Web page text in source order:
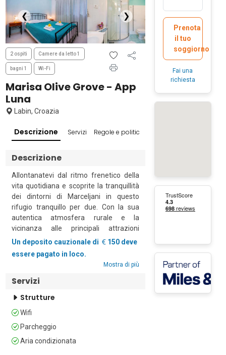
❮ ❯
2 ospiti Camere da letto 1
bagni 1 Wi-Fi
Marisa Olive Grove - App
Luna
Labin, Croazia
Descrizione Servizi Regole e politiche
Descrizione
Allontanatevi dal ritmo frenetico della
vita quotidiana e scoprite la tranquillità
dei dintorni di Marceljani in questo
rifugio tranquillo per due. Con la sua
autentica atmosfera rurale e la
vicinanza alle principali attrazioni
dell'Istria, questa è la scelta perfetta per
i viaggiatori in cerca di relax e di un
assaggio della vita tradizionale croata.
Circondata da dolci colline, ulivi e dalla
uno dei quattro accoglienti
appartamenti. Le proprietà condividono
un ampio giardino, che dispone di una
relax tra gli ulivi. Arredati con tavoli e
Un deposito cauzionale di
150 deve
essere pagato in loco.
Mostra di più
Servizi
Strutture
Wifi
Parcheggio
Aria condizionata
Prenota
il tuo
soggiorno
Fai una
richiesta